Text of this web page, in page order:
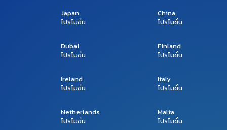
Japan
โปรโมชั่น
China
โปรโมชั่น
Dubai
โปรโมชั่น
Finland
โปรโมชั่น
Ireland
โปรโมชั่น
Italy
โปรโมชั่น
Netherlands
โปรโมชั่น
Malta
โปรโมชั่น